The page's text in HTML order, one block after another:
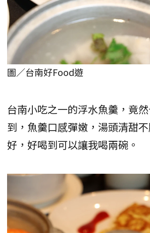
圖／台南好Food遊
台南小吃之一的浮水魚羹，竟
到，魚羹口感彈嫩，湯頭清甜
好，好喝到可以讓我喝兩碗。